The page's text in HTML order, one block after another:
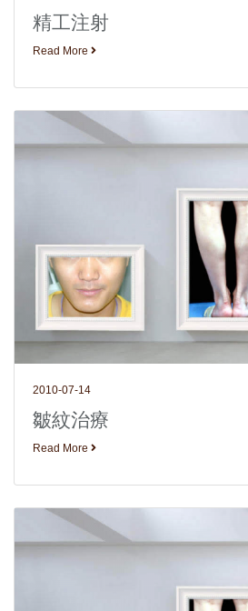
精工注射
Read More
2010-07-14
皺紋治療
Read More